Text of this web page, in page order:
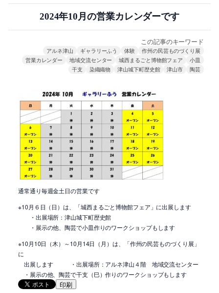
2024年10月の営業カレンダーです
この記事のキーワード
アルネ津山 ギャラリーふう 体験
作州の民芸ものづくり展
営業カレンダー
地域交流センター 城西まるごと博物館フェア
小皿
干支
染織織物 津山城下町歴史館 津山市 陶芸
通常通り毎週金土日の営業です
※10月６日（日）は、「城西まるごと博物館フェア」に出展します
・出展場所：津山城下町歴史館
・展示の他、陶芸で小皿作りのワークショップもします
※10月10日（木）～10月14日（月）は、「作州の民芸ものづくり展」
に
出展します ・出展場所：アルネ津山４階 地域交流センター
・展示の他、陶芸で干支（巳）作りのワークショップもします
印刷